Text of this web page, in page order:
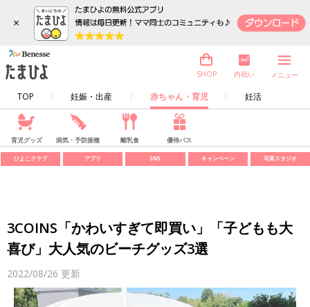
×
TOP 妊娠・出産 赤ちゃん・育児 妊活
SHOP 内祝い メニュー
育児グッズ 病気・予防接種 離乳食 優待パス
ひよこクラブ アプリ SNS キャンペーン 写真スタジオ
3COINS「かわいすぎて即買い」「子どもも大
喜び」大人気のビーチグッズ3選
2022/08/26 更新